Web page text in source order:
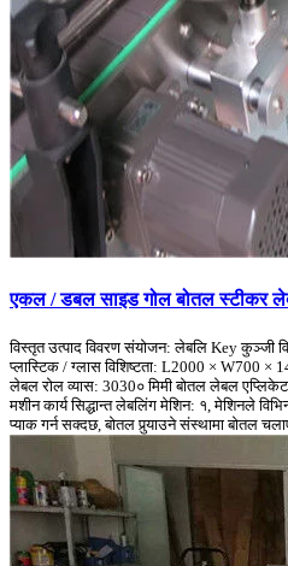
एकल / डबल साइड गोल बोतल स्टीकर
विस्तृत उत्पाद विवरण संयोजन: लेबलि Key कुञ्जी
प्लास्टिक / ग्लास विशिष्टता: L2000 × W700 ×
लेबल रोल व्यास: 3030० मिमी बोतल लेबल
मशीन कार्य सिद्धान्त लेबलिंग मेशिन: १, मेशिनले
प्याक गर्न सक्दछ, बोतल पुर्‍याउने संस्थामा बोतल